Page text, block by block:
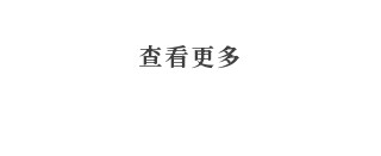
​查看更多